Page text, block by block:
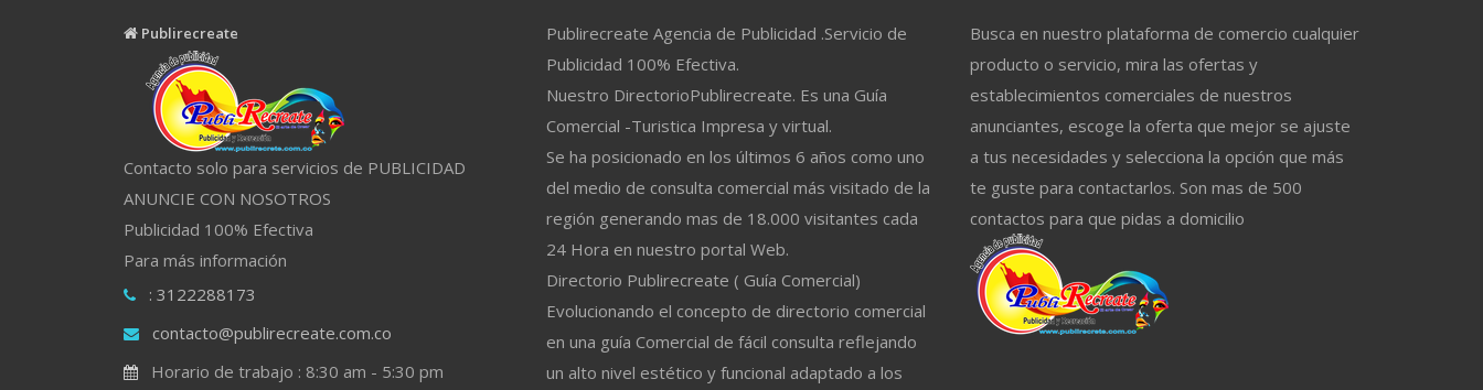
Publirecreate
Contacto solo para servicios de PUBLICIDAD
ANUNCIE CON NOSOTROS
Publicidad 100% Efectiva
Para más información
: 3122288173
contacto@publirecreate.com.co
Horario de trabajo : 8:30 am - 5:30 pm
Publirecreate Agencia de Publicidad .Servicio de
Publicidad 100% Efectiva.
Nuestro DirectorioPublirecreate. Es una Guía
Comercial -Turistica Impresa y virtual.
Se ha posicionado en los últimos 6 años como uno
del medio de consulta comercial más visitado de la
región generando mas de 18.000 visitantes cada
24 Hora en nuestro portal Web.
Directorio Publirecreate ( Guía Comercial)
Evolucionando el concepto de directorio comercial
en una guía Comercial de fácil consulta reflejando
un alto nivel estético y funcional adaptado a los
Busca en nuestro plataforma de comercio cualquier
producto o servicio, mira las ofertas y
establecimientos comerciales de nuestros
anunciantes, escoge la oferta que mejor se ajuste
a tus necesidades y selecciona la opción que más
te guste para contactarlos. Son mas de 500
contactos para que pidas a domicilio